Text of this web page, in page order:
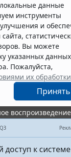
повышения квалификации
данные
инструменты
и
Вы можете
указанных
Пожалуйста,
их обработки
Принять
к системе
2026.
ассоциации
сайта
в
№ ФС77-58365 от